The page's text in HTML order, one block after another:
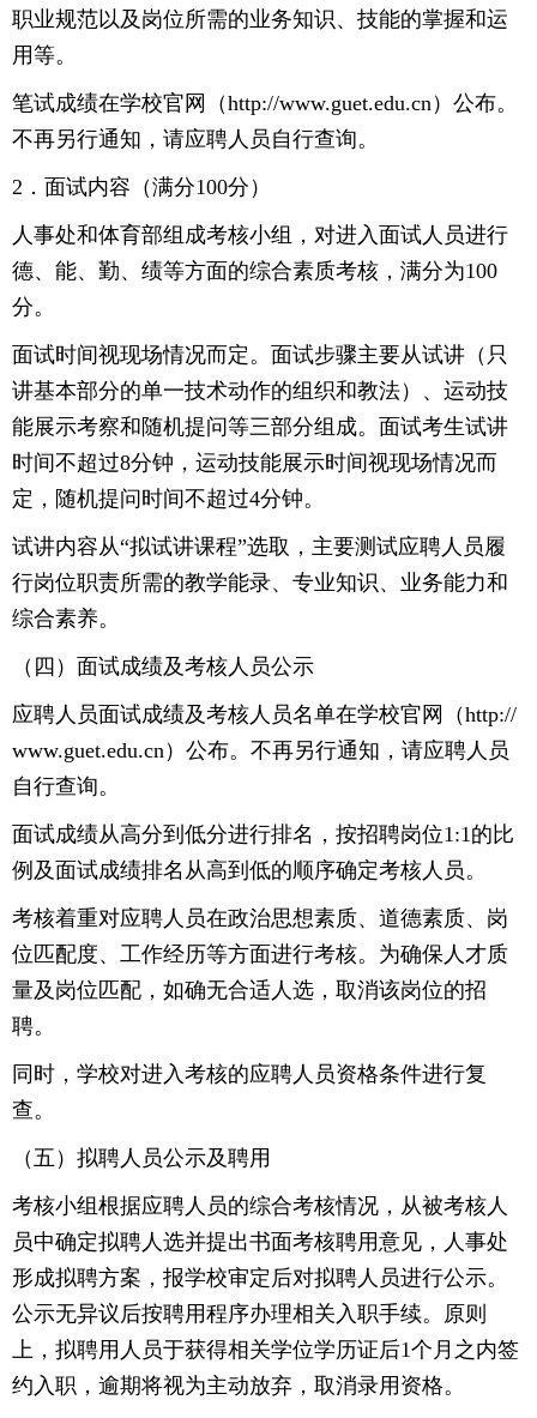
职业规范以及岗位所需的业务知识、技能的掌握和运
用等。
笔试成绩在学校官网（http://www.guet.edu.cn）公布。
不再另行通知，请应聘人员自行查询。
2．面试内容（满分100分）
人事处和体育部组成考核小组，对进入面试人员进行
德、能、勤、绩等方面的综合素质考核，满分为100
分。
面试时间视现场情况而定。面试步骤主要从试讲（只
讲基本部分的单一技术动作的组织和教法）、运动技
能展示考察和随机提问等三部分组成。面试考生试讲
时间不超过8分钟，运动技能展示时间视现场情况而
定，随机提问时间不超过4分钟。
试讲内容从“拟试讲课程”选取，主要测试应聘人员履
行岗位职责所需的教学能录、专业知识、业务能力和
综合素养。
（四）面试成绩及考核人员公示
应聘人员面试成绩及考核人员名单在学校官网（http://
www.guet.edu.cn）公布。不再另行通知，请应聘人员
自行查询。
面试成绩从高分到低分进行排名，按招聘岗位1:1的比
例及面试成绩排名从高到低的顺序确定考核人员。
考核着重对应聘人员在政治思想素质、道德素质、岗
位匹配度、工作经历等方面进行考核。为确保人才质
量及岗位匹配，如确无合适人选，取消该岗位的招
聘。
同时，学校对进入考核的应聘人员资格条件进行复
查。
（五）拟聘人员公示及聘用
考核小组根据应聘人员的综合考核情况，从被考核人
员中确定拟聘人选并提出书面考核聘用意见，人事处
形成拟聘方案，报学校审定后对拟聘人员进行公示。
公示无异议后按聘用程序办理相关入职手续。原则
上，拟聘用人员于获得相关学位学历证后1个月之内签
约入职，逾期将视为主动放弃，取消录用资格。